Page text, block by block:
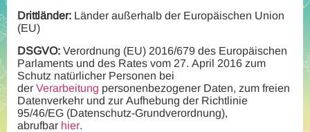
Drittländer: Länder außerhalb der Europäischen Union
(EU)
DSGVO: Verordnung (EU) 2016/679 des Europäischen
Parlaments und des Rates vom 27. April 2016 zum
Schutz natürlicher Personen bei
der Verarbeitung personenbezogener Daten, zum freien
Datenverkehr und zur Aufhebung der Richtlinie
95/46/EG (Datenschutz-Grundverordnung),
abrufbar hier.